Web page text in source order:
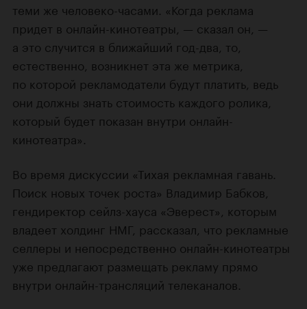
теми же человеко-часами. «Когда реклама
придет в онлайн-кинотеатры, — сказал он, —
а это случится в ближайший год-два, то,
естественно, возникнет эта же метрика,
по которой рекламодатели будут платить, ведь
они должны знать стоимость каждого ролика,
который будет показан внутри онлайн-
кинотеатра».
Во время дискуссии «Тихая рекламная гавань.
Поиск новых точек роста» Владимир Бабков,
гендиректор сейлз-хауса «Эверест», которым
владеет холдинг НМГ, рассказал, что рекламные
селлеры и непосредственно онлайн-кинотеатры
уже предлагают размещать рекламу прямо
внутри онлайн-трансляций телеканалов.